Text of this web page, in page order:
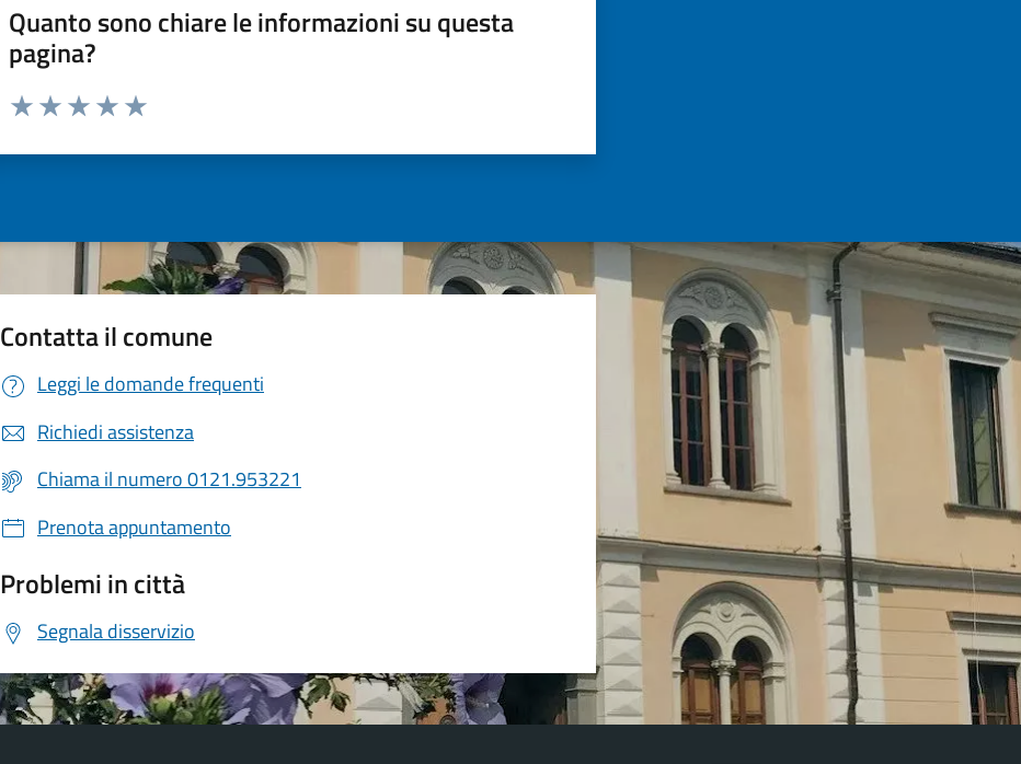
Quanto sono chiare le informazioni su questa
pagina?
Valuta da 1 a 5 stelle la pagina
Contatta il comune
Leggi le domande frequenti
Richiedi assistenza
Chiama il numero 0121.953221
Prenota appuntamento
Problemi in città
Segnala disservizio